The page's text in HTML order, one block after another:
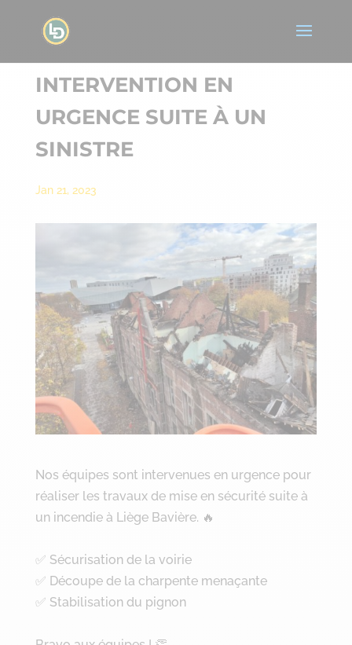
INTERVENTION EN
URGENCE SUITE À UN
SINISTRE
Jan 21, 2023
Nos équipes sont intervenues en urgence pour
réaliser les travaux de mise en sécurité suite à
un incendie à Liège Bavière. 🔥
✅ Sécurisation de la voirie
✅ Découpe de la charpente menaçante
✅ Stabilisation du pignon